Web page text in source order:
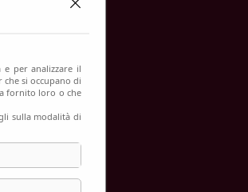
per analizzare il
si occupano di
fornito loro o che
sulla modalità di